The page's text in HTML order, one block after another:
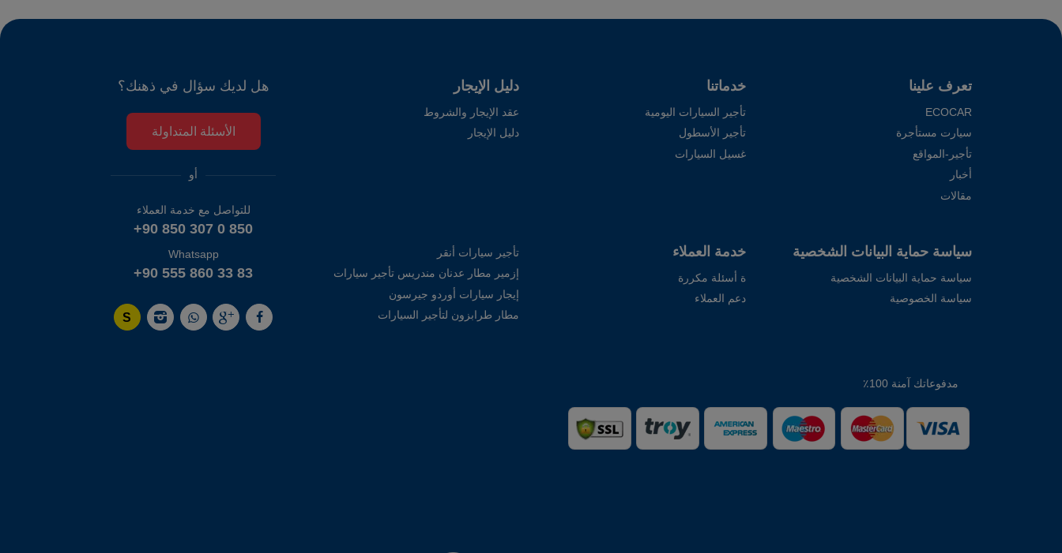
تعرف علينا
ECOCAR
سيارت مستأجرة
تأجير-المواقع
أخبار
مقالات
خدماتنا
تأجير السيارات اليومية
تأجير الأسطول
غسيل السيارات
دليل الإيجار
عقد الإيجار والشروط
دليل الإيجار
سياسة حماية البيانات الشخصية
سياسة حماية البيانات الشخصية
سياسة الخصوصية
خدمة العملاء
ة أسئلة مكررة
دعم العملاء
تأجير سيارات أنقر
إزمير مطار عدنان مندريس تأجير سيارات
إيجار سيارات أوردو جيرسون
مطار طرابزون لتأجير السيارات
هل لديك سؤال في ذهنك؟
الأسئلة المتداولة
أو
للتواصل مع خدمة العملاء
+90 850 307 0 850
Whatsapp
+90 555 860 33 83
مدفوعاتك آمنة 100٪